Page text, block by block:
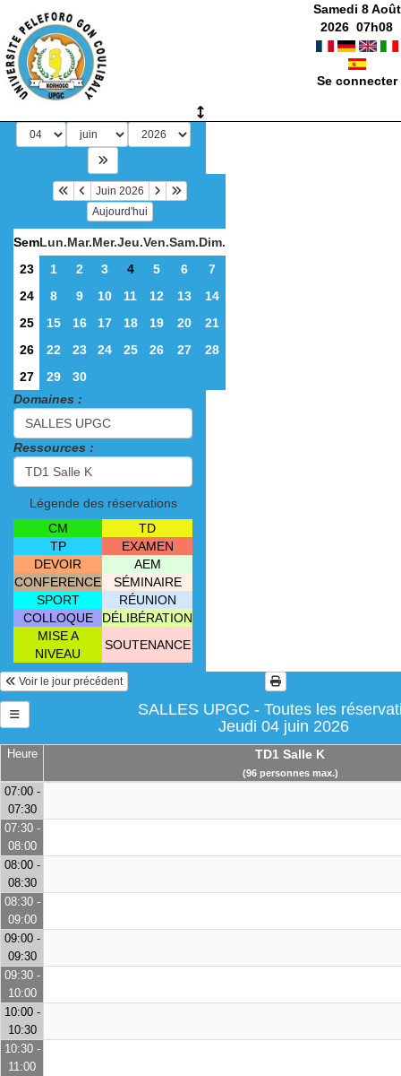
Samedi 8 Août
2026 07h08
Se connecter
Juin 2026
Aujourd'hui
SemLun.Mar.Mer.Jeu.Ven.Sam.Dim.
23
1 2 3 4 5 6
7
24
8 9 10 11 12 13
14
25
15 16 17 18 19 20
21
26
22 23 24 25 26 27
28
27
29
30
Domaines :
Ressources :
Légende des réservations
CM
TD
TP
EXAMEN
DEVOIR
AEM
CONFERENCE
SÉMINAIRE
SPORT
RÉUNION
COLLOQUE
DÉLIBÉRATION
MISE A
NIVEAU
SOUTENANCE
Voir le jour précédent
SALLES UPGC - Toutes les
Jeudi 04 juin 2026
Heure TD1 Salle K
(96 personnes max.)
07:00 -
07:30
07:30 -
08:00
08:00 -
08:30
08:30 -
09:00
09:00 -
09:30
09:30 -
10:00
10:00 -
10:30
10:30 -
11:00